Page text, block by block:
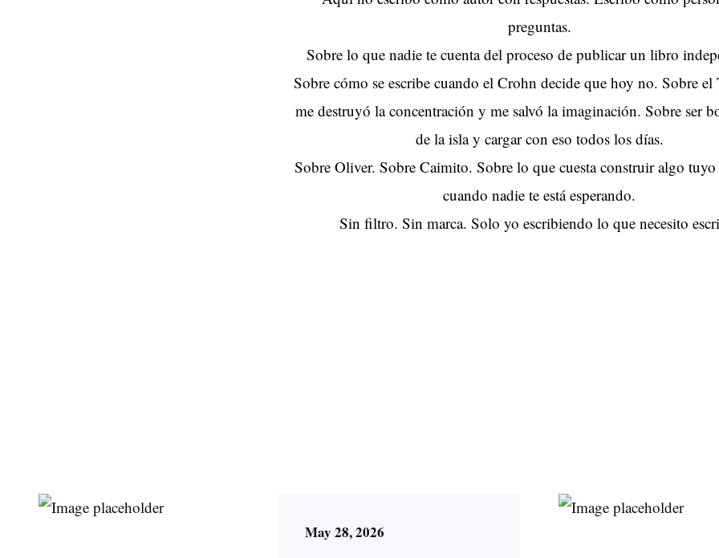
preguntas.
Sobre lo que nadie te cuenta del proceso de publicar un libro
Sobre cómo se escribe cuando el Crohn decide que hoy no. Sobre
me destruyó la concentración y me salvó la imaginación. Sobre ser
de la isla y cargar con eso todos los días.
Sobre Oliver. Sobre Caimito. Sobre lo que cuesta construir algo tuyo
cuando nadie te está esperando.
Sin filtro. Sin marca. Solo yo escribiendo lo que necesito
May 28, 2026